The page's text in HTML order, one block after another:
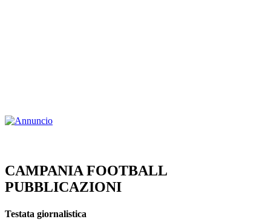
CAMPANIA FOOTBALL
PUBBLICAZIONI
Testata giornalistica